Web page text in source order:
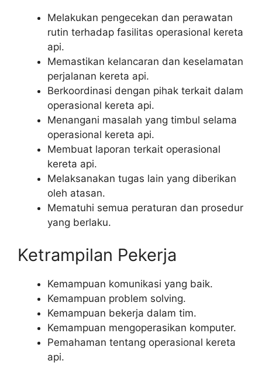
Melakukan pengecekan dan perawatan
rutin terhadap fasilitas operasional kereta
api.
Memastikan kelancaran dan keselamatan
perjalanan kereta api.
Berkoordinasi dengan pihak terkait dalam
operasional kereta api.
Menangani masalah yang timbul selama
operasional kereta api.
Membuat laporan terkait operasional
kereta api.
Melaksanakan tugas lain yang diberikan
oleh atasan.
Mematuhi semua peraturan dan prosedur
yang berlaku.
Ketrampilan Pekerja
Kemampuan komunikasi yang baik.
Kemampuan problem solving.
Kemampuan bekerja dalam tim.
Kemampuan mengoperasikan komputer.
Pemahaman tentang operasional kereta
api.